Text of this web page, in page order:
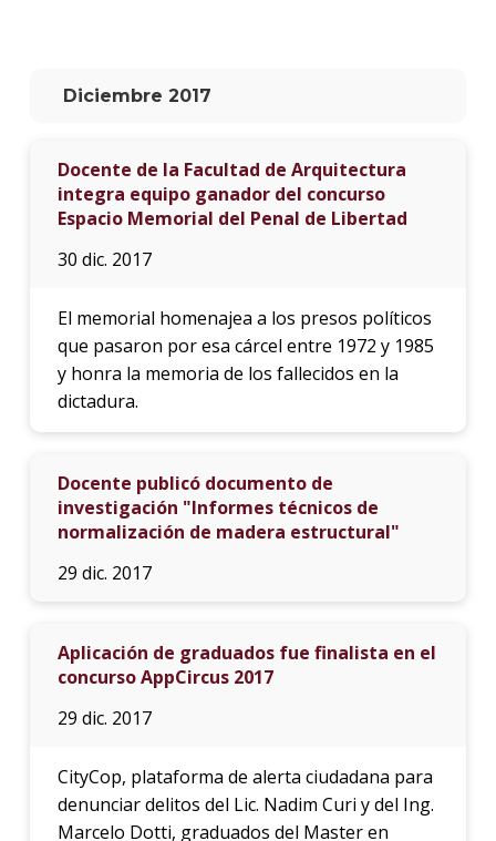
Diciembre 2017
Docente de la Facultad de Arquitectura
integra equipo ganador del concurso
Espacio Memorial del Penal de Libertad
30 dic. 2017
El memorial homenajea a los presos políticos
que pasaron por esa cárcel entre 1972 y 1985
y honra la memoria de los fallecidos en la
dictadura.
Docente publicó documento de
investigación "Informes técnicos de
normalización de madera estructural"
29 dic. 2017
Aplicación de graduados fue finalista en el
concurso AppCircus 2017
29 dic. 2017
CityCop, plataforma de alerta ciudadana para
denunciar delitos del Lic. Nadim Curi y del Ing.
Marcelo Dotti, graduados del Master en